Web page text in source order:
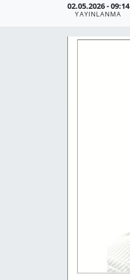
02.05.2026 - 09:14
YAYINLANMA
Tüm Manşetler